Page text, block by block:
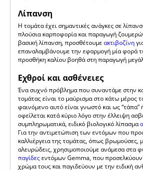
Λίπανση
Η τομάτα έχει σημαντικές ανάγκες σε
πλούσια καρποφορία και παραγωγή
βασική λίπανση, προσθέτουμεακτιβοζίνη
επαναλαμβάνουμε την εφαρμογή μία φορά
προσθήκη καλίου βοηθά στη παραγωγή
Εχθροί και ασθένειες
Ένα συχνό πρόβλημα που συναντάμε στην
τομάτας είναι το μαύρισμα στο κάτω μέρος
φαινόμενο αυτό είναι γνωστό και ως
οφείλεται κατά κύριο λόγο στην έλλειψη
συμπληρωματικά, ειδικό βιολογικό λίπασμα
Για την αντιμετώπιση των εντόμων που
καλλιέργεια της τομάτας, όπως βρωμούσες,
αλευρώδεις, χρησιμοποιούμε ανάμεσα στα
παγίδεςεντόμων Gemma, που προσελκύουν
χρώμα τους και παγιδεύουν με την ειδική